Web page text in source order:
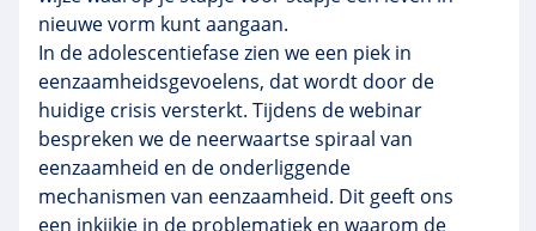
nieuwe vorm kunt aangaan.
In de adolescentiefase zien we een piek in
eenzaamheidsgevoelens, dat wordt door de
huidige crisis versterkt. Tijdens de webinar
bespreken we de neerwaartse spiraal van
eenzaamheid en de onderliggende
mechanismen van eenzaamheid. Dit geeft ons
een inkijkje in de problematiek en waarom de